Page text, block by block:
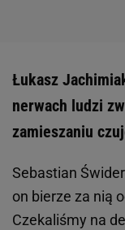
Łukasz
nerwach ludzi
zamieszaniu
Sebastian
on bierze za nią
Czekaliśmy na